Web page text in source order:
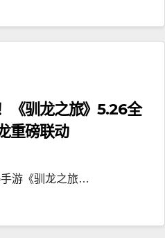
《驯龙之旅》5.26全
重磅联动
游《驯龙之旅…